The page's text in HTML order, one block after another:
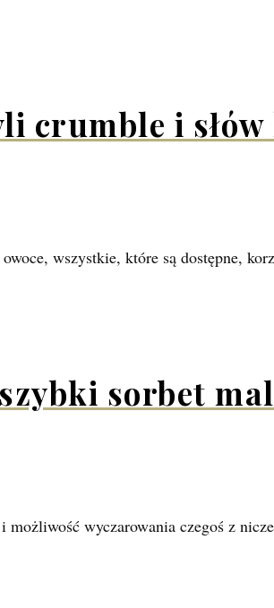
crumble i
wszystkie, które są dostępne,
sorbet
wyczarowania czegoś z